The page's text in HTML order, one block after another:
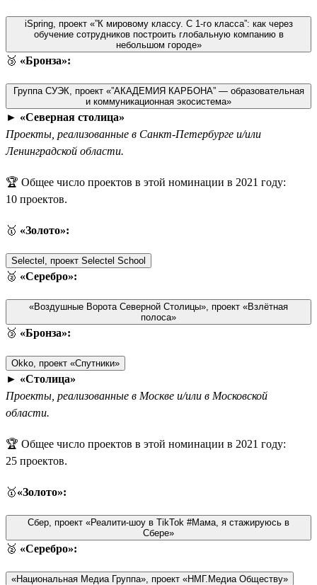
iSpring, проект «”К мировому классу. С 1-го класса”: как через
обучение сотрудников построить глобальную компанию в
небольшом городе»
🥉 «Бронза»:
Группа СУЭК, проект «”АКАДЕМИЯ КАРБОНА” — образовательная
и коммуникационная экосистема»
► «Северная столица»
Проекты, реализованные в Санкт-Петербурге и/или
Ленинградской области.
🏆 Общее число проектов в этой номинации в 2021 году:
10 проектов.
🥇 «Золото»:
Selectel, проект Selectel School
🥈 «Серебро»:
«Воздушные Ворота Северной Столицы», проект «Взлётная
полоса»
🥉 «Бронза»:
Okko, проект «Спутники»
► «Столица»
Проекты, реализованные в Москве и/или в Московской
области.
🏆 Общее число проектов в этой номинации в 2021 году:
25 проектов.
🥇«Золото»:
Сбер, проект «Реалити-шоу в TikTok #Мама, я стажируюсь в
Сбере»
🥈 «Серебро»:
«Национальная Медиа Группа», проект «НМГ.Медиа Обществу»